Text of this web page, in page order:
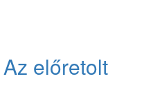
előretolt